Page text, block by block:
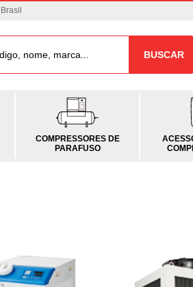
BUSCAR
COMPRESSORES DE
PARAFUSO